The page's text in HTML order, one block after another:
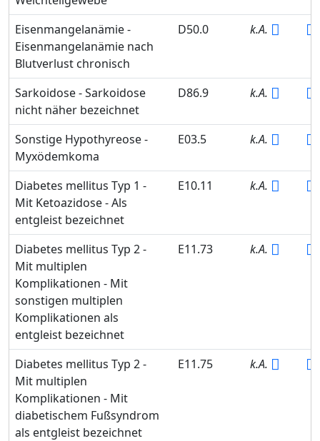
Eisenmangelanämie -
Eisenmangelanämie nach
Blutverlust chronisch
D50.0 k.A.
Sarkoidose - Sarkoidose
nicht näher bezeichnet
D86.9 k.A.
Sonstige Hypothyreose -
Myxödemkoma
E03.5 k.A.
Diabetes mellitus Typ 1 -
Mit Ketoazidose - Als
entgleist bezeichnet
E10.11 k.A.
Diabetes mellitus Typ 2 -
Mit multiplen
Komplikationen - Mit
sonstigen multiplen
Komplikationen als
entgleist bezeichnet
E11.73 k.A.
Diabetes mellitus Typ 2 -
Mit multiplen
Komplikationen - Mit
diabetischem Fußsyndrom
als entgleist bezeichnet
E11.75 k.A.